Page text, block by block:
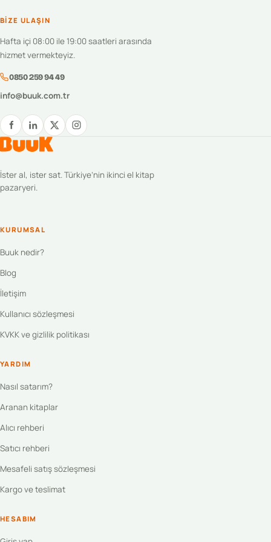
BIZE ULAŞIN
Hafta içi 08:00 ile 19:00 saatleri arasında
hizmet vermekteyiz.
0850 259 94 49
info@buuk.com.tr
İster al, ister sat. Türkiye’nin ikinci el kitap
pazaryeri.
KURUMSAL
Buuk nedir?
Blog
İletişim
Kullanıcı sözleşmesi
KVKK ve gizlilik politikası
YARDIM
Nasıl satarım?
Aranan kitaplar
Alıcı rehberi
Satıcı rehberi
Mesafeli satış sözleşmesi
Kargo ve teslimat
HESABIM